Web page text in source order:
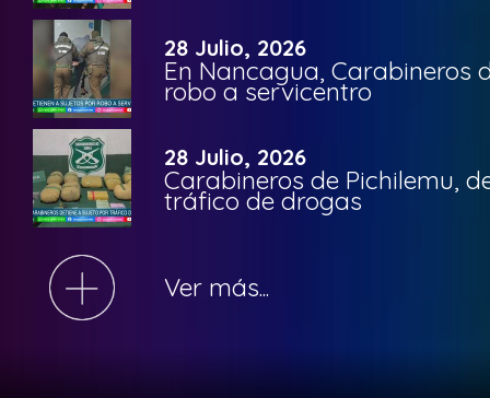
28 Julio, 2026
En Nancagua, Carabineros
robo a servicentro
28 Julio, 2026
Carabineros de Pichilemu,
tráfico de drogas
Ver más...